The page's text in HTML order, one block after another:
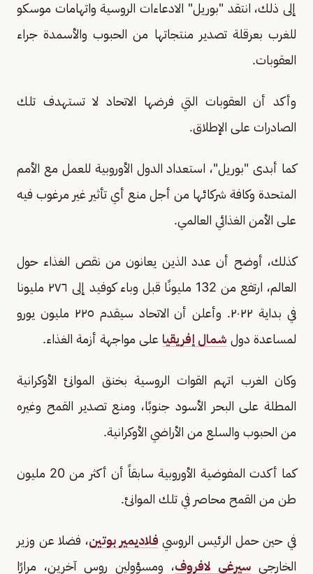
إلى ذلك، انتقد "بوريل" الادعاءات الروسية واتهامات موسكو
للغرب بعرقلة تصدير منتجاتها من الحبوب والأسمدة جراء
العقوبات.
وأكد أن العقوبات التي فرضها الاتحاد لا تستهدف تلك
الصادرات على الإطلاق.
كما أبدى "بوريل"، استعداد الدول الأوروبية للعمل مع الأمم
المتحدة وكافة شركائها من أجل منع أي تأثير غير مرغوب فيه
على الأمن الغذائي العالمي.
كذلك، أوضح أن عدد الذين يعانون من نقص الغذاء حول
العالم، ارتفع من 132 مليونًا قبل وباء كوفيد إلى ٢٧٦ مليونا
في بداية ٢٠٢٢. وأعلن أن الاتحاد سيقدم ٢٢٥ مليون يورو
لمساعدة دول شمال إفريقيا على مواجهة أزمة الغذاء.
وكان الغرب اتهم القوات الروسية بخنق الموانئ الأوكرانية
المطلة على البحر الأسود جنوبًا، ومنع تصدير القمح وغيره
من الحبوب والسلع من الأراضي الأوكرانية.
كما أكدت المفوضية الأوروبية سابقاً أن أكثر من 20 مليون
طن من القمح محاصر في تلك الموانئ.
في حين حمل الرئيس الروسي فلاديمير بوتين، فضلا عن وزير
الخارجي سيرغي لافروف، ومسؤولين روس آخرين، مرارًا